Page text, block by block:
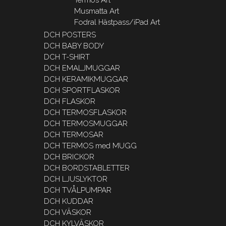
Musmatta Art
Fodral Hästpass/iPad Art
DCH POSTERS
DCH BABY BODY
DCH T-SHIRT
DCH EMALJMUGGAR
DCH KERAMIKMUGGAR
DCH SPORTFLASKOR
DCH FLASKOR
DCH TERMOSFLASKOR
DCH TERMOSMUGGAR
DCH TERMOSAR
DCH TERMOS med MUGG
DCH BRICKOR
DCH BORDSTABLETTER
DCH LJUSLYKTOR
DCH TVÅLPUMPAR
DCH KUDDAR
DCH VÄSKOR
DCH KYLVÄSKOR